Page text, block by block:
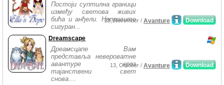
Постоји суптилна граници
између светова живих
бића и анђели. Направите
сигуран...
Download
23, November / Avanture
Dreamscape
Дреамсцапе Вам
представља невероватне
авантуре кроз
тајанствени свет
снова....
Download
13, October / Avanture